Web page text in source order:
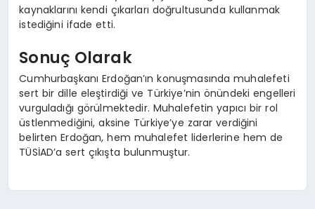
kaynaklarını kendi çıkarları doğrultusunda kullanmak
istediğini ifade etti.
Sonuç Olarak
Cumhurbaşkanı Erdoğan’ın konuşmasında muhalefeti
sert bir dille eleştirdiği ve Türkiye’nin önündeki engelleri
vurguladığı görülmektedir. Muhalefetin yapıcı bir rol
üstlenmediğini, aksine Türkiye’ye zarar verdiğini
belirten Erdoğan, hem muhalefet liderlerine hem de
TÜSİAD’a sert çıkışta bulunmuştur.